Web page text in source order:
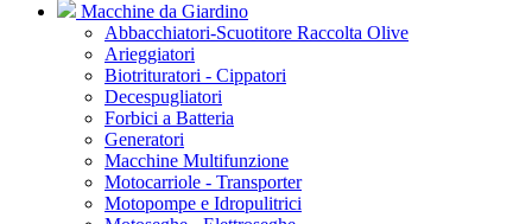
Macchine da Giardino
Abbacchiatori-Scuotitore Raccolta Olive
Arieggiatori
Biotrituratori - Cippatori
Decespugliatori
Forbici a Batteria
Generatori
Macchine Multifunzione
Motocarriole - Transporter
Motopompe e Idropulitrici